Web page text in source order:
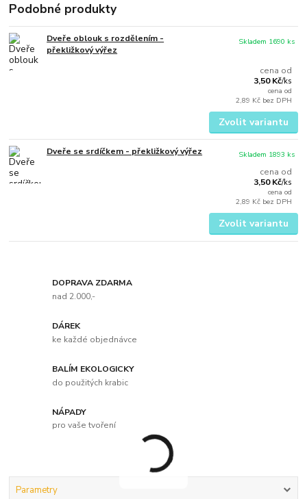
Podobné produkty
Dveře oblouk s rozdělením -
překližkový výřez
cena od
3,50 Kč/ks
cena od
2,89 Kč bez DPH
Skladem 1690 ks
Zvolit variantu
Dveře se srdíčkem - překližkový výřez
cena od
3,50 Kč/ks
cena od
2,89 Kč bez DPH
Skladem 1893 ks
Zvolit variantu
DOPRAVA ZDARMA
nad 2.000,-
DÁREK
ke každé objednávce
BALÍM EKOLOGICKY
do použitých krabic
NÁPADY
pro vaše tvoření
Parametry